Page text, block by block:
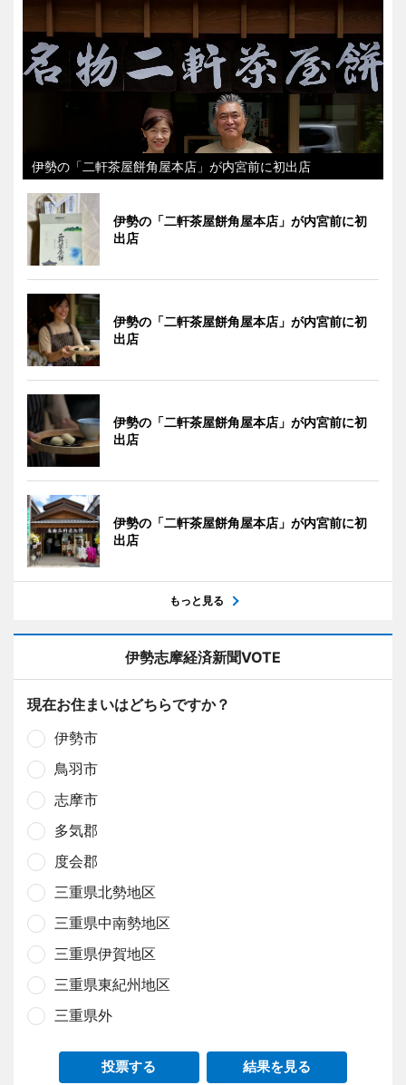
伊勢の「二軒茶屋餅角屋本店」が内宮前に初出店
伊勢の「二軒茶屋餅角屋本店」が内宮前に初
出店
伊勢の「二軒茶屋餅角屋本店」が内宮前に初
出店
伊勢の「二軒茶屋餅角屋本店」が内宮前に初
出店
伊勢の「二軒茶屋餅角屋本店」が内宮前に初
出店
もっと見る
伊勢志摩経済新聞VOTE
現在お住まいはどちらですか？
伊勢市
鳥羽市
志摩市
多気郡
度会郡
三重県北勢地区
三重県中南勢地区
三重県伊賀地区
三重県東紀州地区
三重県外
投票する 結果を見る